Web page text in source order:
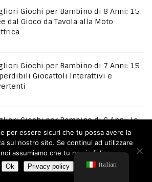
Giochi per Bambino di 8 Anni: 15
dal Gioco da Tavola alla Moto
Giochi per Bambino di 7 Anni: 15
Giocattoli Interattivi e
Giochi per Bambino di 6 Anni: Le
15 Idee per il prossimo Regalo
Italian
per essere sicuri che tu possa avere la
sul nostro sito. Se continui ad utilizzare
assumiamo che tu ne sia felice.
Ok Privacy policy